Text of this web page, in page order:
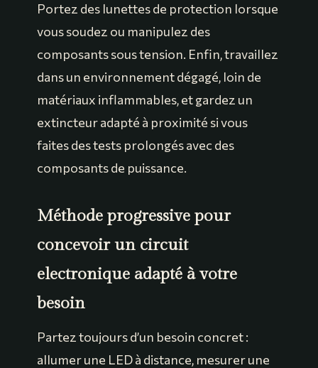
Portez des lunettes de protection lorsque
vous soudez ou manipulez des
composants sous tension. Enfin, travaillez
dans un environnement dégagé, loin de
matériaux inflammables, et gardez un
extincteur adapté à proximité si vous
faites des tests prolongés avec des
composants de puissance.
Méthode progressive pour
concevoir un circuit
electronique adapté à votre
besoin
Partez toujours d’un besoin concret :
allumer une LED à distance, mesurer une